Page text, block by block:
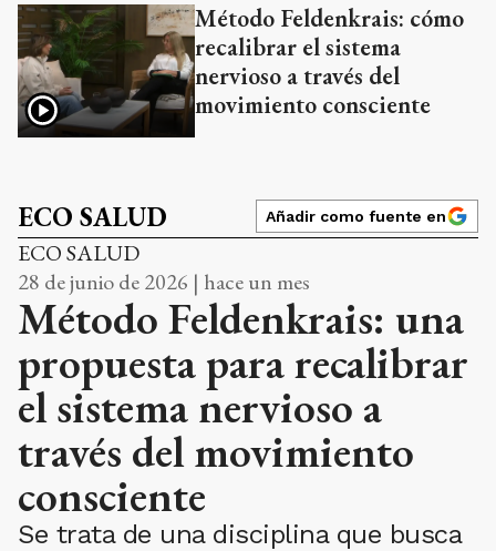
Método Feldenkrais: cómo
recalibrar el sistema
nervioso a través del
movimiento consciente
ECO SALUD Añadir como fuente en
ECO SALUD
28 de junio de 2026 | hace un mes
Método Feldenkrais: una
propuesta para recalibrar
el sistema nervioso a
través del movimiento
consciente
Se trata de una disciplina que busca